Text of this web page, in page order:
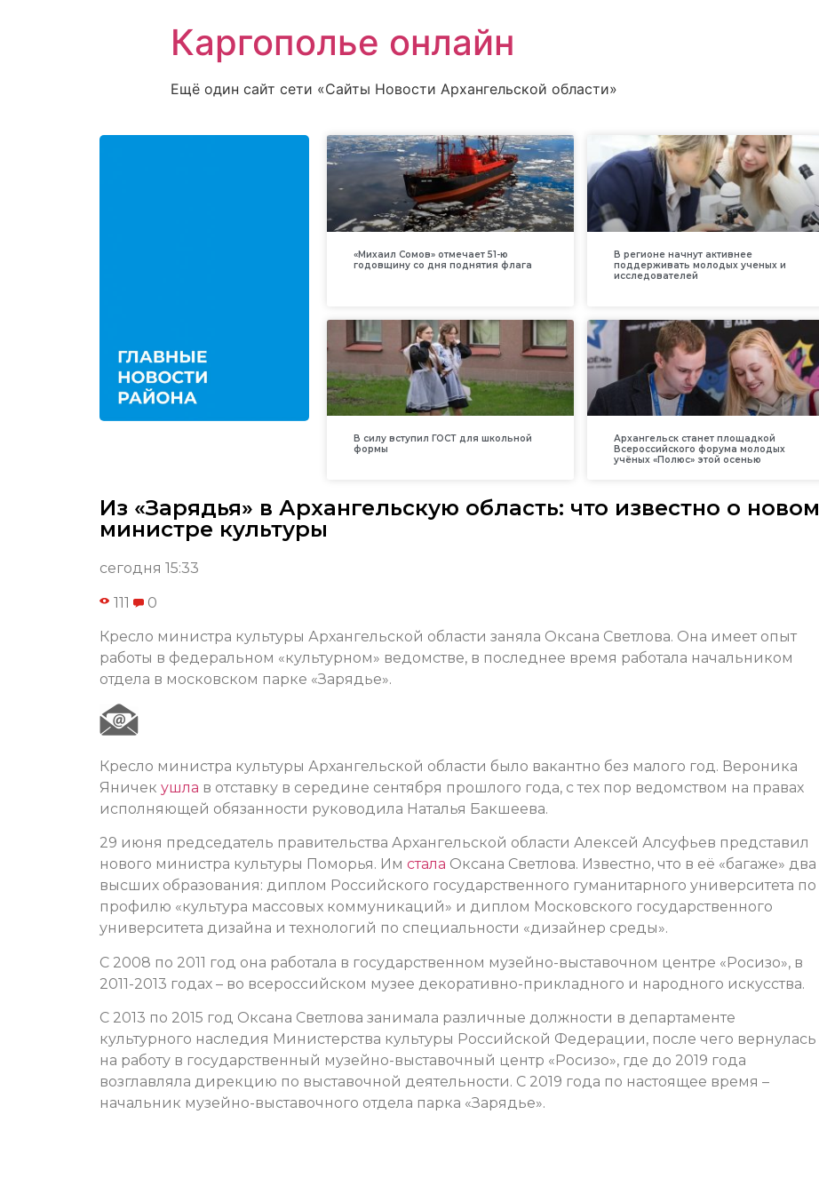
Каргополье онлайн
Ещё один сайт сети «Сайты Новости Архангельской области»
«Михаил Сомов» отмечает 51-ю
годовщину со дня поднятия флага
В регионе начнут активнее
поддерживать молодых ученых и
исследователей
В силу вступил ГОСТ для школьной
формы
Архангельск станет площадкой
Всероссийского форума молодых
учёных «Полюс» этой осенью
Из «Зарядья» в Архангельскую область: что известно о новом
министре культуры
сегодня 15:33
111 0
Кресло министра культуры Архангельской области заняла Оксана Светлова. Она имеет опыт
работы в федеральном «культурном» ведомстве, в последнее время работала начальником
отдела в московском парке «Зарядье».
Кресло министра культуры Архангельской области было вакантно без малого год. Вероника
Яничек ушла в отставку в середине сентября прошлого года, с тех пор ведомством на правах
исполняющей обязанности руководила Наталья Бакшеева.
29 июня председатель правительства Архангельской области Алексей Алсуфьев представил
нового министра культуры Поморья. Им стала Оксана Светлова. Известно, что в её «багаже» два
высших образования: диплом Российского государственного гуманитарного университета по
профилю «культура массовых коммуникаций» и диплом Московского государственного
университета дизайна и технологий по специальности «дизайнер среды».
С 2008 по 2011 год она работала в государственном музейно-выставочном центре «Росизо», в
2011-2013 годах – во всероссийском музее декоративно-прикладного и народного искусства.
С 2013 по 2015 год Оксана Светлова занимала различные должности в департаменте
культурного наследия Министерства культуры Российской Федерации, после чего вернулась
на работу в государственный музейно-выставочный центр «Росизо», где до 2019 года
возглавляла дирекцию по выставочной деятельности. С 2019 года по настоящее время –
начальник музейно-выставочного отдела парка «Зарядье».